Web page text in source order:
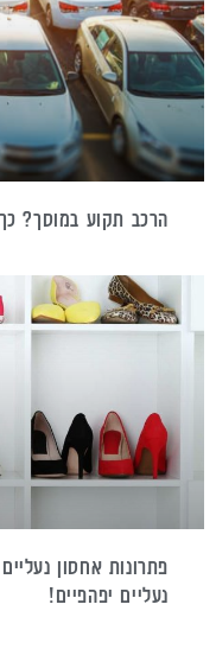
הרכב תקוע במוסך?
נעליים יפהפיים!